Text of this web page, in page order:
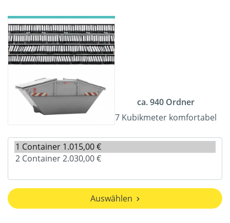
ca. 940 Ordner
7 Kubikmeter komfortabel
Auswählen